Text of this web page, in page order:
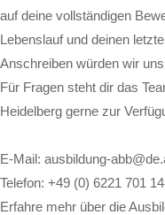
auf deine vollständigen
Lebenslauf und deinen
Anschreiben würden wir
Für Fragen steht dir das
Heidelberg gerne zur
E-Mail: ausbildung-
Telefon: +49 (0) 6221 701
Erfahre mehr über die